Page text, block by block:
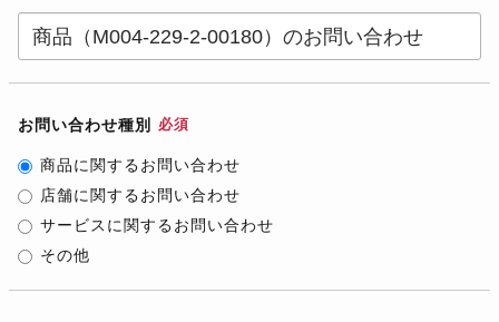
お問い合わせ種別 必須
商品に関するお問い合わせ
店舗に関するお問い合わせ
サービスに関するお問い合わせ
その他